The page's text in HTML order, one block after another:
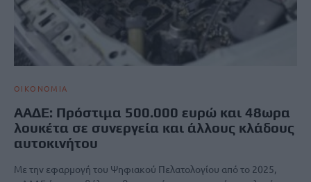
ΟΙΚΟΝΟΜΙΑ
ΑΑΔΕ: Πρόστιμα 500.000 ευρώ και 48ωρα
λουκέτα σε συνεργεία και άλλους κλάδους
αυτοκινήτου
Με την εφαρμογή του Ψηφιακού Πελατολογίου από το 2025,